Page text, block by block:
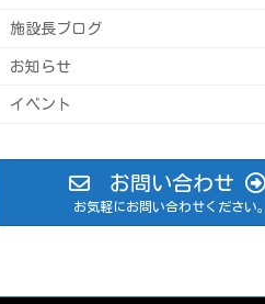
施設長ブログ
お知らせ
イベント
お問い合わせ
お気軽にお問い合わせください。